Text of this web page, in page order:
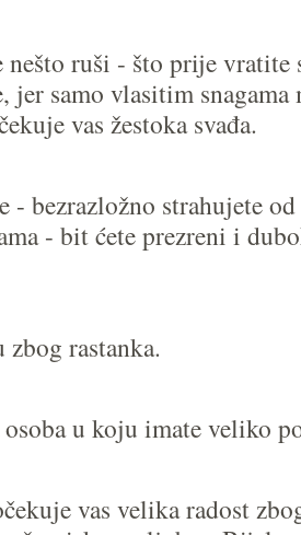
nešto ruši - što prije
jer samo vlasitim
vas žestoka svađa.
bezrazložno strahujete
- bit ćete prezreni i
rastanka.
u koju imate veliko
vas velika radost